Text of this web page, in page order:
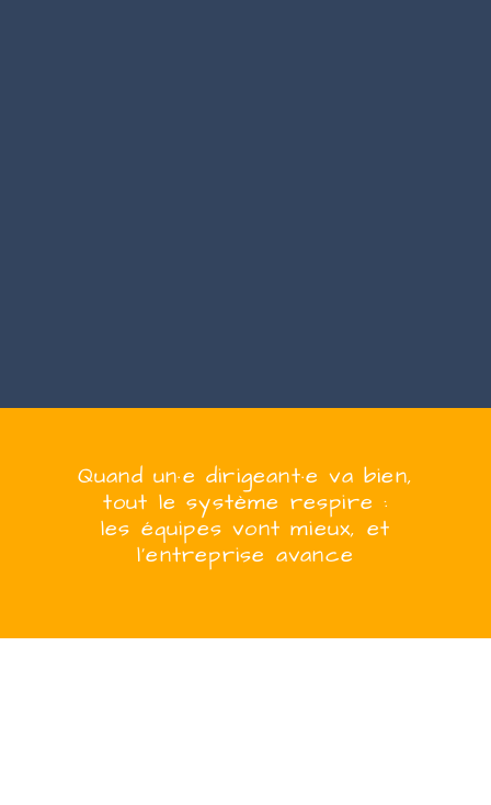
Quandun·e dirigeant·e va bien,
tout le système respire :
les équipes vont mieux, et
l’entreprise avance